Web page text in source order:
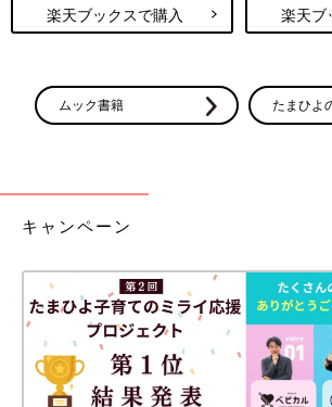
楽天ブックスで購入 楽天ブ
ムック書籍 たまひよ
キャンペーン